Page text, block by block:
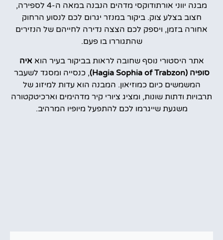
מבנה יווני אורתודוקסי מדהים הנבנה במאה ה-4 לספירה,
חצוב בצלע צוק. ביקור במנזר יגרום לכם לנסוע הרחוק
אחורה בזמן, ויספק לכם הצצה נדירה לחייהם של הנזירים
שהתגוררו בו פעם.
אתר היסטורי נוסף שחובה לראות בביקור בעיר הואאיה
סופיה (Hagia Sophia of Trabzon)
, כנסייה ומסגד לשעבר
המשמשים כיום כמוזיאון. המבנה הוא עדות למיזוג של
תרבויות ודתות שונות, ומציג ציורי קיר מדהימים וארכיטקטורה
משגעת שייגרמו לכם להתפעל מיופיו המרהיב.